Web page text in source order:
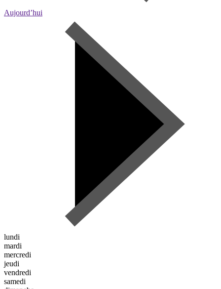
Aujourd’hui
lundi
mardi
mercredi
jeudi
vendredi
samedi